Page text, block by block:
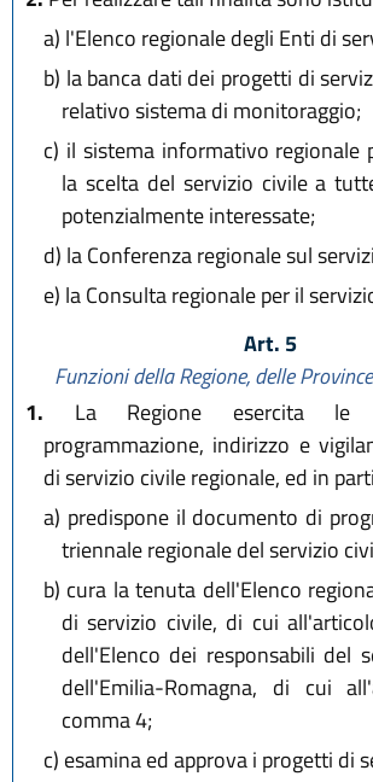
a) l'Elenco regionale degli Enti di
b) la banca dati dei progetti di
relativo sistema di monitoraggio;
c) il sistema informativo regionale
la scelta del servizio civile a
potenzialmente interessate;
d) la Conferenza regionale sul
e) la Consulta regionale per il
Art. 5
Funzioni della Regione, delle
1. La Regione esercita le
programmazione, indirizzo e
di servizio civile regionale, ed in
a) predispone il documento di
triennale regionale del servizio
b) cura la tenuta dell'Elenco
di servizio civile, di cui
dell'Elenco dei responsabili del
dell'Emilia-Romagna, di cui
comma 4;
c) esamina ed approva i progetti di